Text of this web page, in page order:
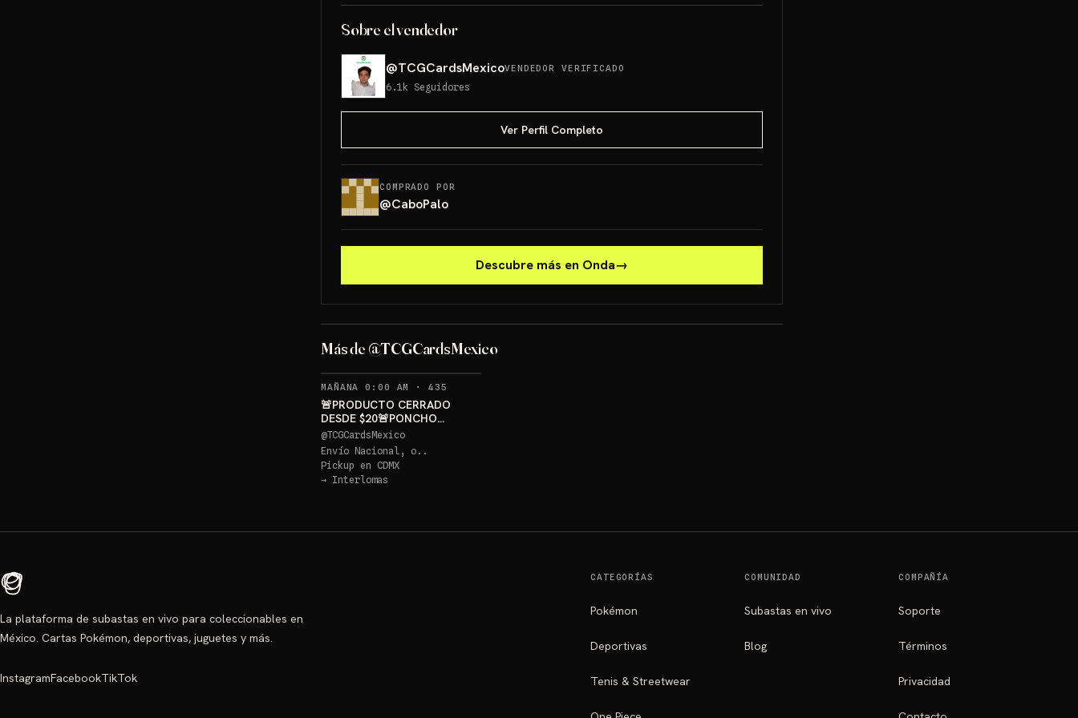
Sobre el vendedor
@TCGCardsMexicoVENDEDOR VERIFICADO
6.1k Seguidores
Ver Perfil Completo
COMPRADO POR
@CaboPalo
Descubre más en Onda→
Más de @TCGCardsMexico
PONCHO PIKACHU PSA 10
Sorteo: PONCHO PIKACHU PSA 10 GRATIS →
MAÑANA 0:00 AM · 435
🚨PRODUCTO CERRADO
DESDE $20🚨PONCHO
PIKACHU PSA 10 GRATIS
@TCGCardsMexico
Envío Nacional, o..
Pickup en CDMX
→ Interlomas
La plataforma de subastas en vivo para coleccionables en
México. Cartas Pokémon, deportivas, juguetes y más.
InstagramFacebookTikTok
CATEGORÍAS
Pokémon
Deportivas
Tenis & Streetwear
COMUNIDAD
Subastas en vivo
Blog
COMPAÑÍA
Soporte
Términos
Privacidad